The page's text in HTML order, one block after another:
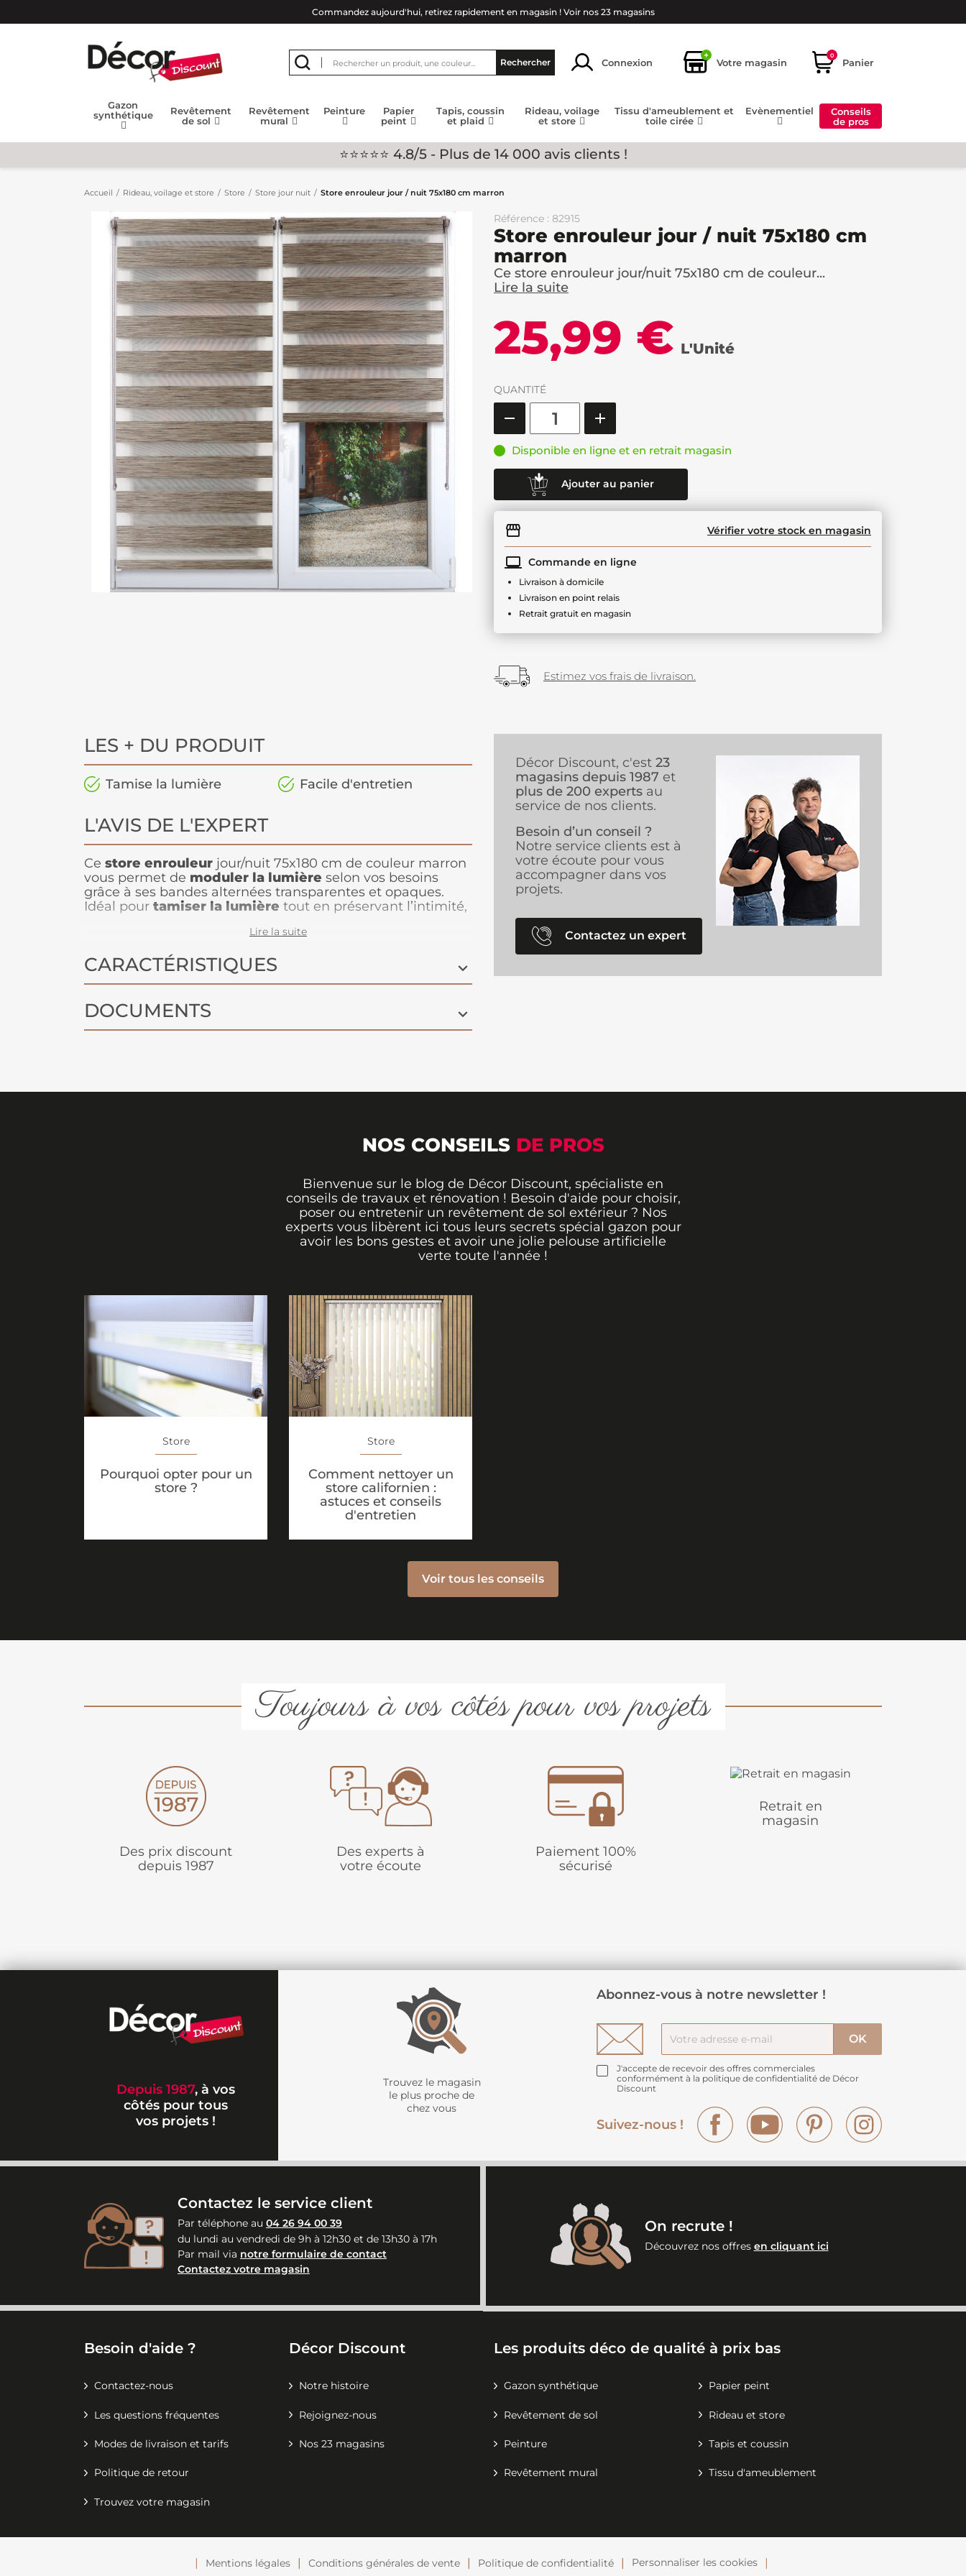
Commandez aujourd'hui, retirez rapidement en magasin ! Voir nos 23 magasins
Rechercher Connexion
+
Votre magasin
0
Panier
Gazon
synthétique
Revêtement
de sol
Revêtement
mural
Peinture
Papier
peint
Tapis, coussin
et plaid
Rideau, voilage
et store
Tissu d'ameublement et
toile cirée
Evènementiel
Conseils
de pros
⭐⭐⭐⭐⭐ 4.8/5 - Plus de 14 000 avis clients !
Accueil Rideau, voilage et store Store Store jour nuit Store enrouleur jour / nuit 75x180 cm marron
Référence : 82915
Store enrouleur jour / nuit 75x180 cm
marron
Ce store enrouleur jour/nuit 75x180 cm de couleur...
Lire la suite
25,99 € L'Unité
QUANTITÉ
Disponible en ligne et en retrait magasin
Ajouter au panier
Vérifier votre stock en magasin
Commande en ligne
Livraison à domicile
Livraison en point relais
Retrait gratuit en magasin
Estimez vos frais de livraison.
LES + DU PRODUIT
Tamise la lumière Facile d'entretien
L'AVIS DE L'EXPERT
Ce store enrouleur jour/nuit 75x180 cm de couleur marron
vous permet de moduler la lumière selon vos besoins
grâce à ses bandes alternées transparentes et opaques.
Idéal pour tamiser la lumière tout en préservant l’intimité,
chambres. Facile à poser et à entretenir, ce store pratique a
Lire la suite
CARACTÉRISTIQUES
DOCUMENTS
Décor Discount, c'est 23
magasins depuis 1987 et
plus de 200 experts au
service de nos clients.
Besoin d’un conseil ?
Notre service clients est à
votre écoute pour vous
accompagner dans vos
projets.
Contactez un expert
NOS CONSEILS DE PROS
Bienvenue sur le blog de Décor Discount, spécialiste en
conseils de travaux et rénovation ! Besoin d'aide pour choisir,
poser ou entretenir un revêtement de sol extérieur ? Nos
experts vous libèrent ici tous leurs secrets spécial gazon pour
avoir les bons gestes et avoir une jolie pelouse artificielle
verte toute l'année !
Store
Pourquoi opter pour un
store ?
Store
Comment nettoyer un
store californien :
astuces et conseils
d'entretien
Voir tous les conseils
Toujours à vos côtés pour vos projets
Des prix discount
depuis 1987
Des experts à
votre écoute
Paiement 100%
sécurisé
Retrait en
magasin
Depuis 1987, à vos
côtés pour tous
vos projets !
Trouvez le magasin
le plus proche de
chez vous
Abonnez-vous à notre newsletter !
J'accepte de recevoir des offres commerciales
conformément à la politique de confidentialité de Décor
Discount
Suivez-nous !
Facebook YouTube Pinterest
Contactez le service client
Par téléphone au 04 26 94 00 39
du lundi au vendredi de 9h à 12h30 et de 13h30 à 17h
Par mail via notre formulaire de contact
Contactez votre magasin
On recrute !
Découvrez nos offres en cliquant ici
Besoin d'aide ?
Contactez-nous
Les questions fréquentes
Modes de livraison et tarifs
Politique de retour
Trouvez votre magasin
Décor Discount
Notre histoire
Rejoignez-nous
Nos 23 magasins
Les produits déco de qualité à prix bas
Gazon synthétique Papier peint
Revêtement de sol Rideau et store
Peinture Tapis et coussin
Revêtement mural Tissu d'ameublement
Mentions légales Conditions générales de vente Politique de confidentialité Personnaliser les cookies